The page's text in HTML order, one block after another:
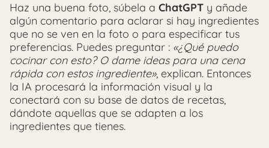
Haz una buena foto, súbela a ChatGPT y añade
algún comentario para aclarar si hay ingredientes
que no se ven en la foto o para especificar tus
preferencias. Puedes preguntar : «¿Qué puedo
cocinar con esto? O dame ideas para una cena
rápida con estos ingrediente», explican. Entonces
la IA procesará la información visual y la
conectará con su base de datos de recetas,
dándote aquellas que se adapten a los
ingredientes que tienes.